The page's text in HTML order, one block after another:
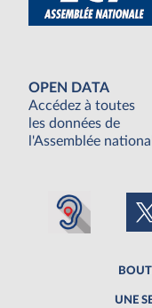
OPEN DATA
Accédez à toutes
les données de
l'Assemblée
UNE